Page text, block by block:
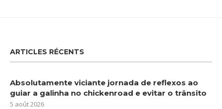
ARTICLES RÉCENTS
Absolutamente viciante jornada de reflexos ao
guiar a galinha no chickenroad e evitar o trânsito
5 août 2026